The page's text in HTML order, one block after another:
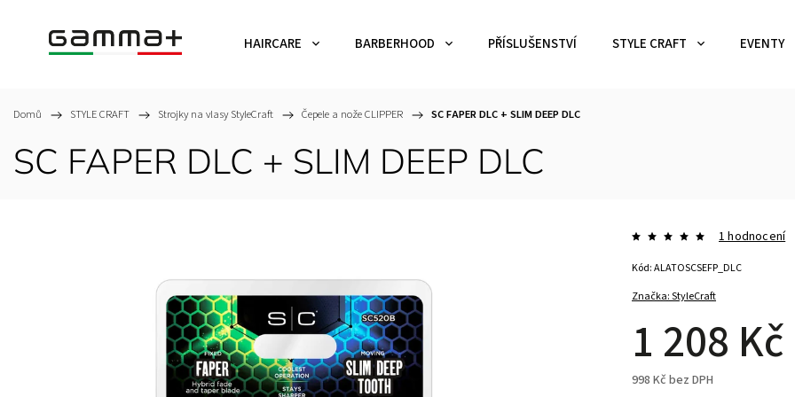
HAIRCARE BARBERHOOD PŘÍSLUŠENSTVÍ STYLE CRAFT EVENTY
Domů / STYLE CRAFT / Strojky na vlasy StyleCraft / Čepele a nože CLIPPER / SC FAPER DLC + SLIM DEEP DLC
SC FAPER DLC + SLIM DEEP DLC
Značka:StyleCraft
1 hodnocení
1 208 Kč
998 Kč bez DPH
Kód:ALATOSCSEFP_DLC